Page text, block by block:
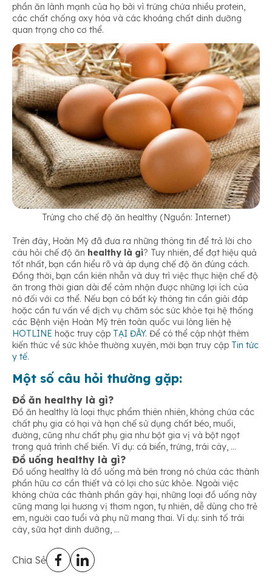
phần ăn lành mạnh của họ bởi vì trứng chứa nhiều protein,
các chất chống oxy hóa và các khoáng chất dinh dưỡng
quan trọng cho cơ thể.
Trứng cho chế độ ăn healthy (Nguồn: Internet)
Trên đây, Hoàn Mỹ đã đưa ra những thông tin để trả lời cho
câu hỏi chế độ ăn healthy là gì? Tuy nhiên, để đạt hiệu quả
tốt nhất, bạn cần hiểu rõ và áp dụng chế độ ăn đúng cách.
Đồng thời, bạn cần kiên nhẫn và duy trì việc thực hiện chế độ
ăn trong thời gian dài để cảm nhận được những lợi ích của
nó đối với cơ thể. Nếu bạn có bất kỳ thông tin cần giải đáp
hoặc cần tư vấn về dịch vụ chăm sóc sức khỏe tại hệ thống
các Bệnh viện Hoàn Mỹ trên toàn quốc vui lòng liên hệ
HOTLINE hoặc truy cập TẠI ĐÂY. Để có thể cập nhật thêm
kiến thức về sức khỏe thường xuyên, mời bạn truy cập Tin tức
y tế.
Một số câu hỏi thường gặp:
Đồ ăn healthy là gì?
Đồ ăn healthy là loại thực phẩm thiên nhiên, không chứa các
chất phụ gia có hại và hạn chế sử dụng chất béo, muối,
đường, cũng như chất phụ gia như bột gia vị và bột ngọt
trong quá trình chế biến. Ví dụ: cá biển, trứng, trái cây, …
Đồ uống healthy là gì?
Đồ uống healthy là đồ uống mà bên trong nó chứa các thành
phần hữu cơ cần thiết và có lợi cho sức khỏe. Ngoài việc
không chứa các thành phần gây hại, những loại đồ uống này
cũng mang lại hương vị thơm ngon, tự nhiên, dễ dùng cho trẻ
em, người cao tuổi và phụ nữ mang thai. Ví dụ: sinh tố trái
cây, sữa hạt dinh dưỡng, …
Chia Sẻ